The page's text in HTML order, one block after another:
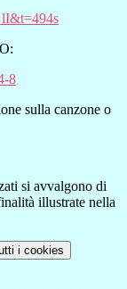
8
sulla canzone o
si avvalgono di
illustrate nella
i cookies